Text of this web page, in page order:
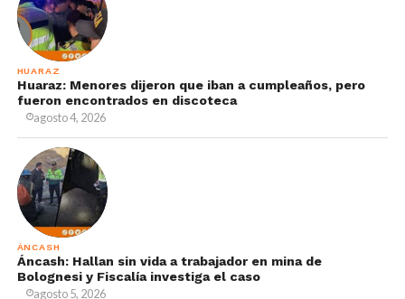
HUARAZ
Huaraz: Menores dijeron que iban a cumpleaños, pero
fueron encontrados en discoteca
agosto 4, 2026
ÁNCASH
Áncash: Hallan sin vida a trabajador en mina de
Bolognesi y Fiscalía investiga el caso
agosto 5, 2026